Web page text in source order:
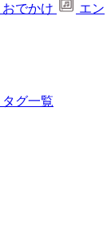
おでかけ
エン
タグ一覧